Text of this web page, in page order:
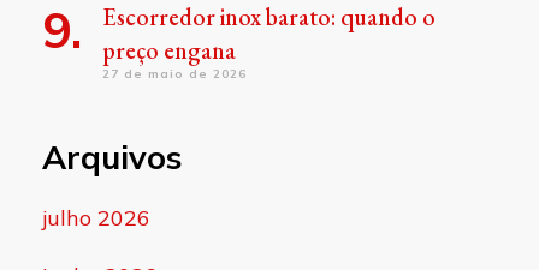
Escorredor inox barato: quando o
preço engana
27 de maio de 2026
Arquivos
julho 2026